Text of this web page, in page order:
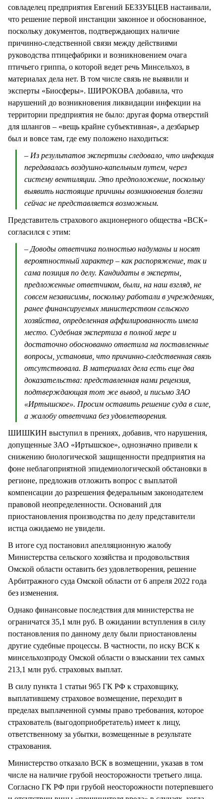
совладелец предприятия Евгений БЕЗЗУБЦЕВ настаивали,
что решение первой инстанции законное и обоснованное,
поскольку документов, подтверждающих наличие
причинно-следственной связи между действиями
руководства птицефабрики и возникновением очага
птичьего гриппа, о которой ведет речь Минсельхоз, в
материалах дела нет. В том числе связь не выявили и
эксперты «Биосферы». ШИРОКОВА добавила, что
нарушений до возникновения ликвидации инфекции на
территории предприятия не было: другая форма отверстий
для шлангов – «вещь крайне субъективная», а дезбарьер
был и вовсе там, где ему положено находиться:
– Из результатов экспертизы следовало, что инфекция
передавалась воздушно-капельным путем, через
систему вентиляции. Это предположение, поскольку
выявить настоящие причины возникновения болезни
сейчас не представляется возможным.
Представитель страхового акционерного общества «ВСК»
согласился с этим:
– Доводы ответчика полностью надуманы и носят
вероятностный характер – как распоряжение, так и
сама позиция по делу. Кандидаты в эксперты,
предложенные ответчиком, были, на наш взгляд, не
совсем независимы, поскольку работали в учреждениях,
ранее финансируемых министерством сельского
хозяйства, определенная аффилированность имела
место. Судебная экспертиза в полной мере и
достаточно обоснованно ответила на поставленные
вопросы, установив, что причинно-следственная связь
отсутствовала. В материалах дела есть еще два
доказательства: представленная нами рецензия,
подтверждающая тот же вывод, и письмо ЗАО
«Иртышское». Просим оставить решение суда в силе,
а жалобу ответчика без удовлетворения.
ШИШКИН выступил в прениях, добавив, что нарушения,
допущенные ЗАО «Иртышское», однозначно привели к
снижению биологической защищенности предприятия на
фоне неблагоприятной эпидемиологической обстановки в
регионе, предложив отложить вопрос с выплатой
компенсации до разрешения федеральным законодателем
правовой неопределенности. Оснований для
приостановления производства по делу представители
истца ожидаемо не увидели.
В итоге суд постановил апелляционную жалобу
Министерства сельского хозяйства и продовольствия
Омской области оставить без удовлетворения, решение
Арбитражного суда Омской области от 6 апреля 2022 года
без изменения.
Однако финансовые последствия для министерства не
ограничатся 35,1 млн руб. В ожидании вступления в силу
постановления по данному делу были приостановлены
другие судебные процессы. В частности, по иску ВСК к
минсельхозпроду Омской области о взыскании тех самых
213,1 млн руб. страховых выплат.
В силу пункта 1 статьи 965 ГК РФ к страховщику,
выплатившему страховое возмещение, переходит в
пределах выплаченной суммы право требования, которое
страхователь (выгодоприобретатель) имеет к лицу,
ответственному за убытки, возмещенные в результате
страхования.
Министерство отказало ВСК в возмещении, указав в том
числе на наличие грубой неосторожности третьего лица.
Согласно ГК РФ при грубой неосторожности потерпевшего